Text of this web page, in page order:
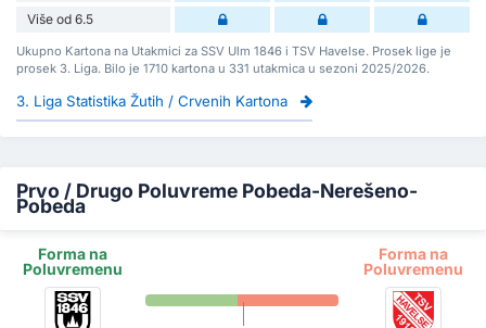
Više od 6.5
Ukupno Kartona na Utakmici za SSV Ulm 1846 i TSV Havelse. Prosek lige je
prosek 3. Liga. Bilo je 1710 kartona u 331 utakmica u sezoni 2025/2026.
3. Liga Statistika Žutih / Crvenih Kartona
Prvo / Drugo Poluvreme Pobeda-Nerešeno-
Pobeda
Forma na
Poluvremenu
Forma na
Poluvremenu